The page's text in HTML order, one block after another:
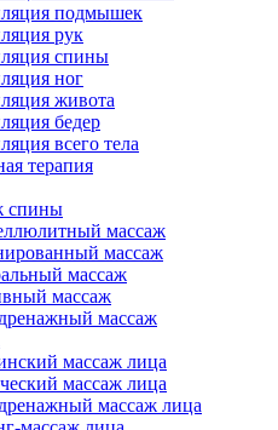
подмышек
рук
спины
ног
живота
бедер
всего тела
терапия
спины
массаж
массаж
массаж
массаж
массаж
массаж лица
массаж лица
массаж лица